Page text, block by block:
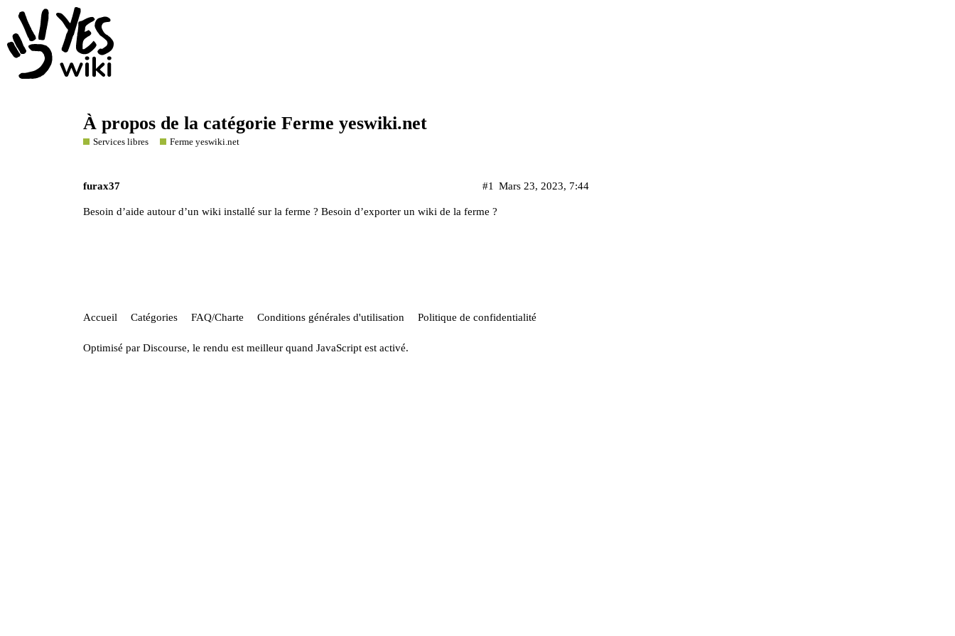
À propos de la catégorie Ferme yeswiki.net
Services libres Ferme yeswiki.net
furax37 Mars 23, 2023, 7:44
#1
Besoin d’aide autour d’un wiki installé sur la ferme ? Besoin d’exporter un wiki de la ferme ?
Accueil Catégories FAQ/Charte Conditions générales d'utilisation Politique de confidentialité
Optimisé par Discourse, le rendu est meilleur quand JavaScript est activé.